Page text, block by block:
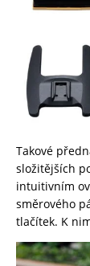
Takové
složitějších
intuitivním
směrového
tlačítek. K